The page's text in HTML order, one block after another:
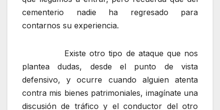
cementerio nadie ha regresado para
contarnos su experiencia.
Existe otro tipo de ataque que nos
plantea dudas, desde el punto de vista
defensivo, y ocurre cuando alguien atenta
contra mis bienes patrimoniales, imagínate una
discusión de tráfico y el conductor del otro